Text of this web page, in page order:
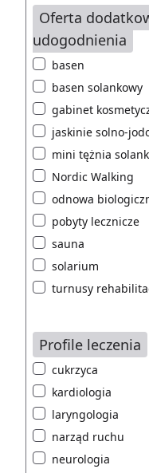
Oferta
udogodnienia
basen
basen solankowy
gabinet
jaskinie solno-
mini tężnia
Nordic Walking
odnowa
pobyty lecznicze
sauna
solarium
turnusy
Profile leczenia
cukrzyca
kardiologia
laryngologia
narząd ruchu
neurologia